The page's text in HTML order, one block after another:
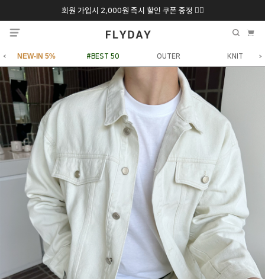
회원 가입시 2,000원 즉시 할인 쿠폰 증정 ❤️‍🔥
추석 특별 할인 10~20% 9/6 화 ~ 9/12월
NEW-IN 5% #BEST 50 OUTER KNIT